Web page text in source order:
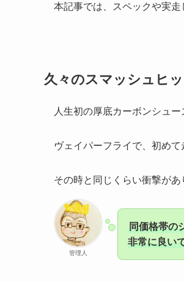
本記事では、スペックや実走
久々のスマッシュヒ
人生初の厚底カーボンシュ
ヴェイパーフライで、初め
その時と同じくらい衝撃があ
管理人
同価格帯の
非常に良い